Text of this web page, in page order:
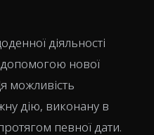
діяльності
нової
можливість
дію, виконану в
певної дати.